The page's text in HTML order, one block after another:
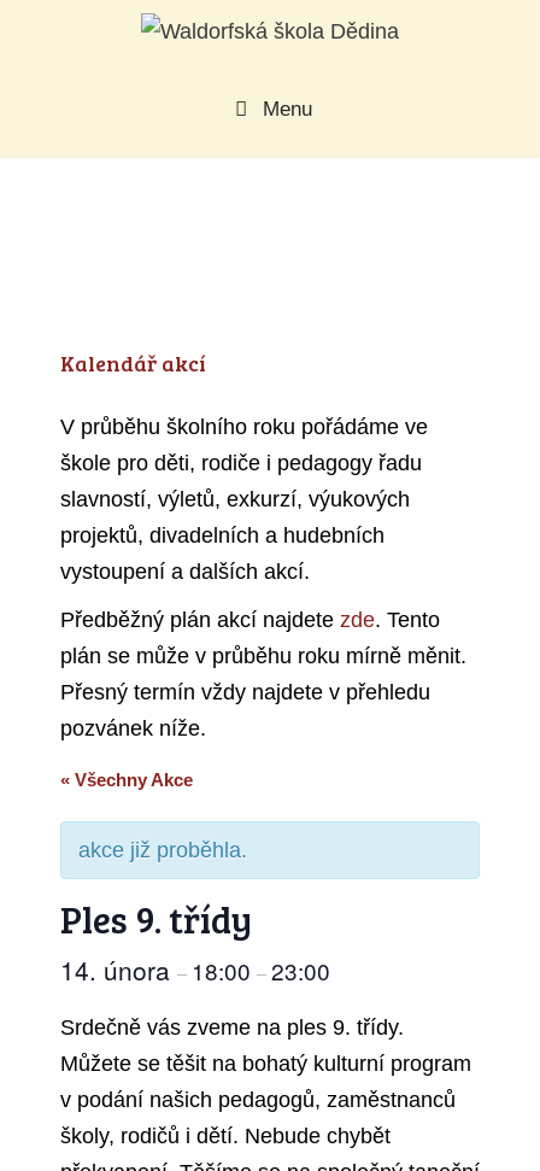
Menu
Kalendář akcí
V průběhu školního roku pořádáme ve
škole pro děti, rodiče i pedagogy řadu
slavností, výletů, exkurzí, výukových
projektů, divadelních a hudebních
vystoupení a dalších akcí.
Předběžný plán akcí najdete zde. Tento
plán se může v průběhu roku mírně měnit.
Přesný termín vždy najdete v přehledu
pozvánek níže.
« Všechny Akce
akce již proběhla.
Ples 9. třídy
14. února – 18:00 –23:00
Srdečně vás zveme na ples 9. třídy.
Můžete se těšit na bohatý kulturní program
v podání našich pedagogů, zaměstnanců
školy, rodičů i dětí. Nebude chybět